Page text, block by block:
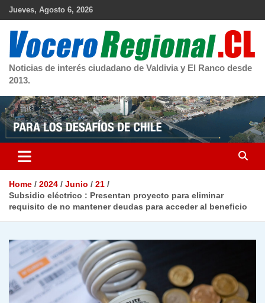
Skip
Jueves, Agosto 6, 2026
Noticias de interés ciudadano de Valdivia y El Ranco desde
2013.
Home 2024 Junio
21
Subsidio eléctrico : Presentan proyecto para eliminar
requisito de no mantener deudas para acceder al beneficio